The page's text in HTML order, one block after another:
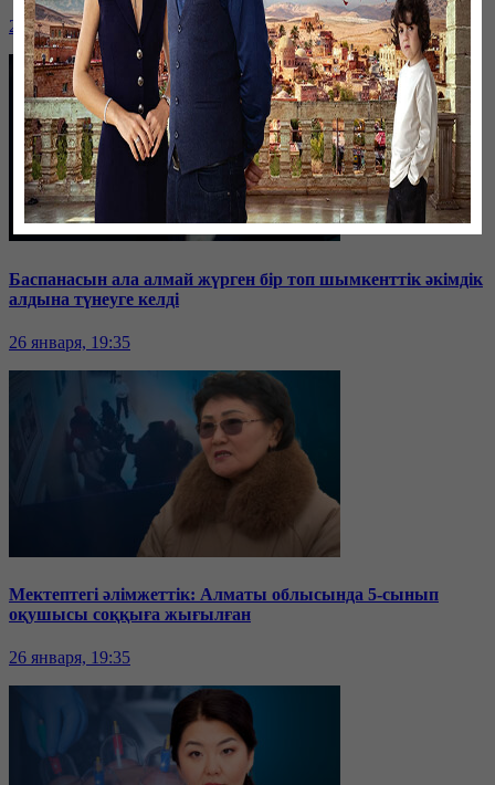
26 января, 19:36
Баспанасын ала алмай жүрген бір топ шымкенттік әкімдік
алдына түнеуге келді
26 января, 19:35
Мектептегі әлімжеттік: Алматы облысында 5-сынып
оқушысы соққыға жығылған
26 января, 19:35